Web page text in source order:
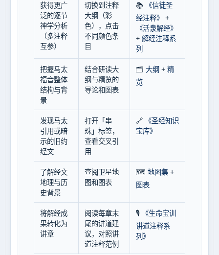
获得更广
泛的逐节
神学分析
（多注释
互参）
切换到注释
大纲（彩
色），点击
不同颜色条
目
📚 《信徒圣
经注释》 +
《活泉解经》
+ 解经注释系
列
把握马太
福音整体
结构与背
景
结合研读大
纲与精览的
导论和图表
🗂️ 大纲 + 精
览
发现马太
引用或暗
示的旧约
经文
打开「串
珠」标签，
查看交叉引
用
🔗 《圣经知识
宝库》
了解经文
地理与历
史背景
查阅卫星地
图和图表
🗺️ 地图集 +
图表
将解经成
果转化为
讲章
阅读每章末
尾的讲道建
议，对照讲
道注释范例
🎙️ 《生命宝训
讲道注释系
列》